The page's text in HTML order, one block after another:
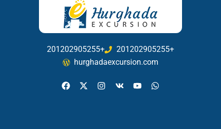
201202905255+
201202905255+
hurghadaexcursion.com